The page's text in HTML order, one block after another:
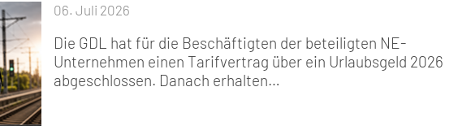
06. Juli 2026
Die GDL hat für die Beschäftigten der beteiligten NE-
Unternehmen einen Tarifvertrag über ein Urlaubsgeld 2026
abgeschlossen. Danach erhalten…